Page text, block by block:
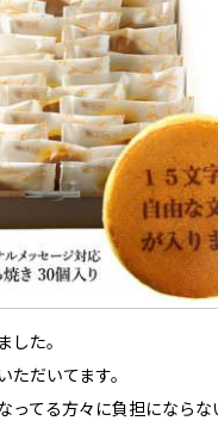
した。
ただいてます。
ってる方々に負担になら